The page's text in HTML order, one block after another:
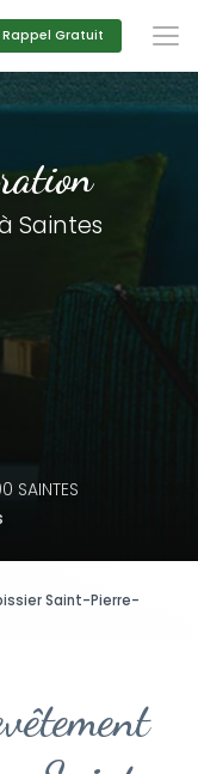
Rappel Gratuit
Saintes
SAINTES
Saint-Pierre-